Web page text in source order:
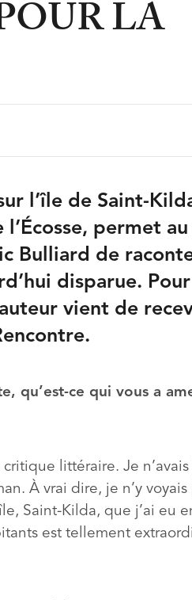
LA
l’île de Saint-
permet
Bulliard de
disparue.
vient de
qu’est-ce qui vous a
littéraire. Je n’avais
À vrai dire, je n’y voyais
Saint-Kilda, que j’ai eu
est tellement